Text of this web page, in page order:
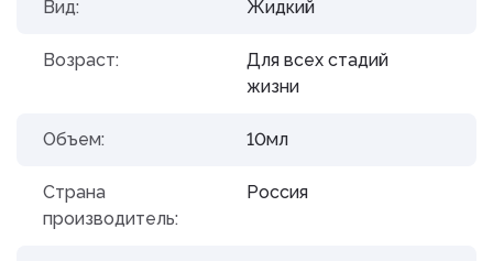
Вид: Жидкий
Возраст:
Для всех стадий
жизни
Объем: 10мл
Страна
производитель:
Россия